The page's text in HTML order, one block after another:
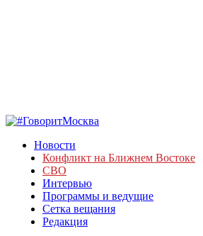
Новости
Конфликт на Ближнем Востоке
СВО
Интервью
Программы и ведущие
Сетка вещания
Редакция